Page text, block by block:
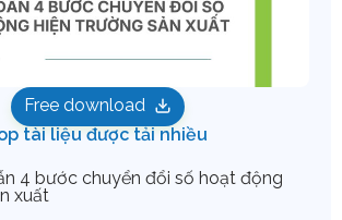
Free download
tài liệu được tải nhiều
4 bước chuyển đổi số hoạt động
xuất